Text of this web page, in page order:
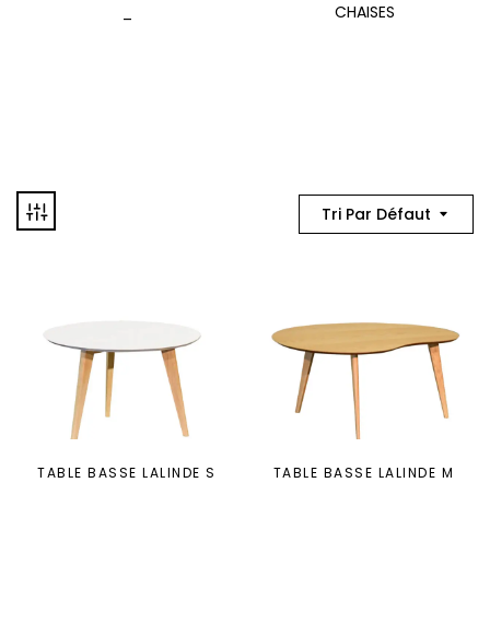
CHAISES
Tri Par Défaut
TABLE BASSE LALINDE S TABLE BASSE LALINDE M